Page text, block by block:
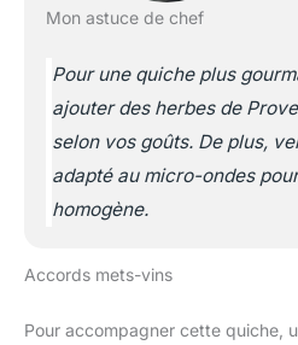
Mon astuce de chef
Pour une quiche plus
ajouter des herbes de
selon vos goûts. De plus,
adapté au micro-ondes
homogène.
Accords mets-vins
Pour accompagner cette quiche,